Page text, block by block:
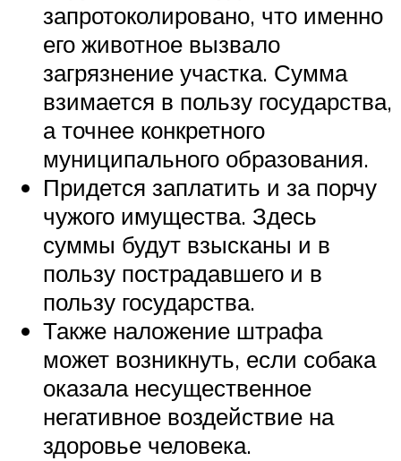
запротоколировано, что именно
его животное вызвало
загрязнение участка. Сумма
взимается в пользу государства,
а точнее конкретного
муниципального образования.
Придется заплатить и за порчу
чужого имущества. Здесь
суммы будут взысканы и в
пользу пострадавшего и в
пользу государства.
Также наложение штрафа
может возникнуть, если собака
оказала несущественное
негативное воздействие на
здоровье человека.